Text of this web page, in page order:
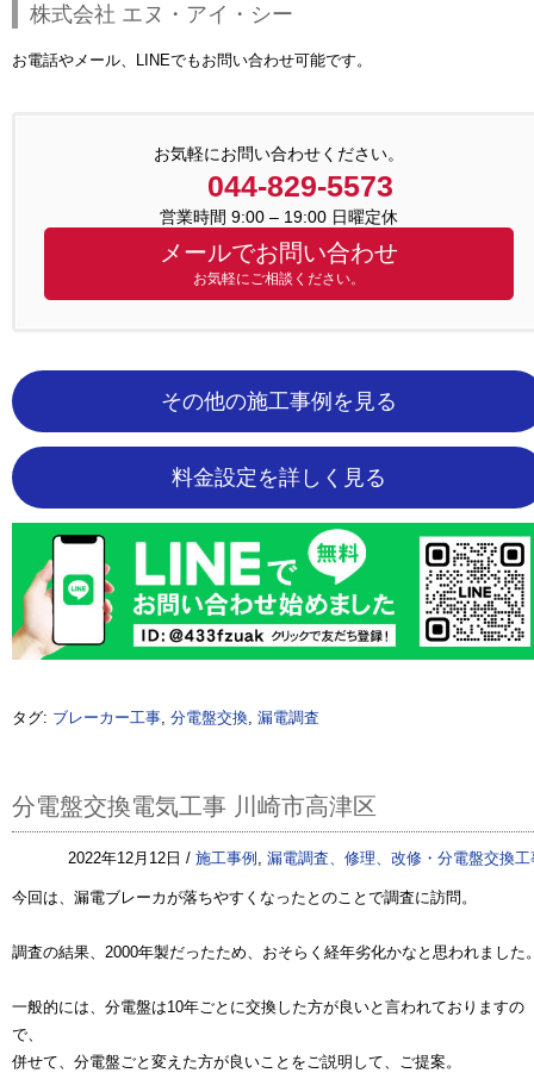
株式会社 エヌ・アイ・シー
お電話やメール、LINEでもお問い合わせ可能です。
お気軽にお問い合わせください。
044-829-5573
営業時間 9:00 – 19:00 日曜定休
メールでお問い合わせ
お気軽にご相談ください。
その他の施工事例を見る
料金設定を詳しく見る
タグ: ブレーカー工事, 分電盤交換, 漏電調査
分電盤交換電気工事 川崎市高津区
2022年12月12日 / 施工事例 , 漏電調査、修理、改修・分電盤交換工
今回は、漏電ブレーカが落ちやすくなったとのことで調査に訪問。
調査の結果、2000年製だったため、おそらく経年劣化かなと思われました
一般的には、分電盤は10年ごとに交換した方が良いと言われておりますの
で、
併せて、分電盤ごと変えた方が良いことをご説明して、ご提案。